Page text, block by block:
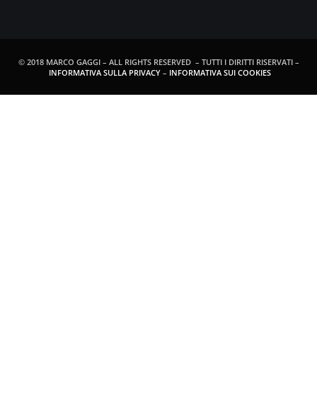
© 2018 MARCO GAGGI – ALL RIGHTS RESERVED – TUTTI I DIRITTI RISERVATI –
INFORMATIVA SULLA PRIVACY– INFORMATIVA SUI COOKIES